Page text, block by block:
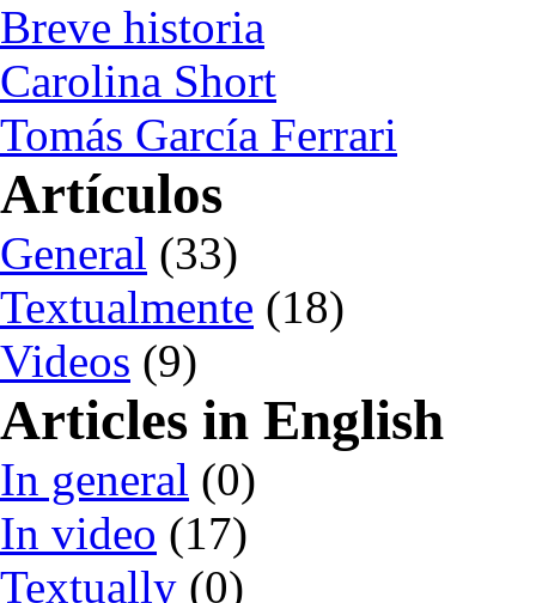
Breve historia
Carolina Short
Tomás García Ferrari
Artículos
General (33)
Textualmente (18)
Videos (9)
Articles in English
In general (0)
In video (17)
Textually (0)